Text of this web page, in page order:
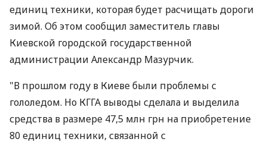
единиц техники, которая будет расчищать дороги
зимой. Об этом сообщил заместитель главы
Киевской городской государственной
администрации Александр Мазурчик.
"В прошлом году в Киеве были проблемы с
гололедом. Но КГГА выводы сделала и выделила
средства в размере 47,5 млн грн на приобретение
80 единиц техники, связанной с